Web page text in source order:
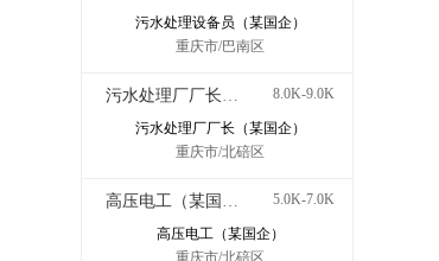
污水处理设备员（某国企）
重庆市/巴南区
污水处理厂厂长（某国企） 8.0K-9.0K
污水处理厂厂长（某国企）
重庆市/北碚区
高压电工（某国企） 5.0K-7.0K
高压电工（某国企）
重庆市/北碚区